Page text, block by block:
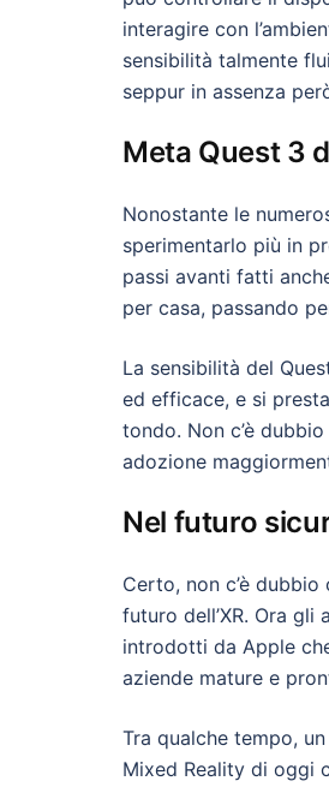
interagire con
sensibilità talmente
seppur in assenza
Meta Quest 3
Nonostante le
sperimentarlo più in
passi avanti fatti
per casa, passando
La sensibilità del
ed efficace, e si
tondo. Non c’è
adozione
Nel futuro
Certo, non c’è
futuro dell’XR. Ora
introdotti da Apple
aziende mature e
Tra qualche tempo,
Mixed Reality di oggi